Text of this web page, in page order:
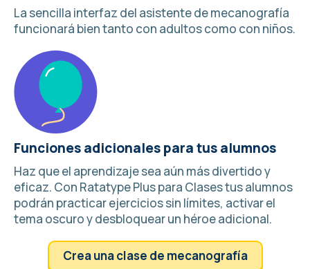
La sencilla interfaz del asistente de mecanografía
funcionará bien tanto con adultos como con niños.
Funciones adicionales para tus alumnos
Haz que el aprendizaje sea aún más divertido y
eficaz. Con Ratatype Plus para Clasestus alumnos
podrán practicar ejercicios sin límites, activar el
tema oscuro y desbloquear un héroe adicional.
Crea una clase de mecanografía